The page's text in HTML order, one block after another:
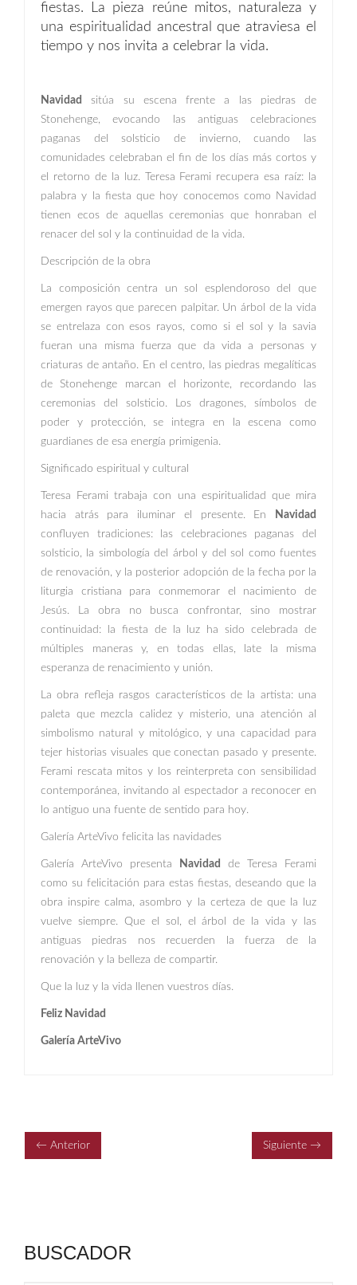
fiestas. La pieza reúne mitos, naturaleza y
una espiritualidad ancestral que atraviesa el
tiempo y nos invita a celebrar la vida.
Navidad
sitúa su escena frente a las piedras de
Stonehenge, evocando las antiguas celebraciones
paganas del solsticio de invierno, cuando las
comunidades celebraban el fin de los días más cortos y
el retorno de la luz. Teresa Ferami recupera esa raíz: la
palabra y la fiesta que hoy conocemos como Navidad
tienen ecos de aquellas ceremonias que honraban el
renacer del sol y la continuidad de la vida.
Descripción de la obra
La composición centra un sol esplendoroso del que
emergen rayos que parecen palpitar. Un árbol de la vida
se entrelaza con esos rayos, como si el sol y la savia
fueran una misma fuerza que da vida a personas y
criaturas de antaño. En el centro, las piedras megalíticas
de Stonehenge marcan el horizonte, recordando las
ceremonias del solsticio. Los dragones, símbolos de
poder y protección, se integra en la escena como
guardianes de esa energía primigenia.
Significado espiritual y cultural
Teresa Ferami trabaja con una espiritualidad que mira
hacia atrás para iluminar el presente. En
Navidad
confluyen tradiciones: las celebraciones paganas del
solsticio, la simbología del árbol y del sol como fuentes
de renovación, y la posterior adopción de la fecha por la
liturgia cristiana para conmemorar el nacimiento de
Jesús. La obra no busca confrontar, sino mostrar
continuidad: la fiesta de la luz ha sido celebrada de
múltiples maneras y, en todas ellas, late la misma
esperanza de renacimiento y unión.
La obra refleja rasgos característicos de la artista: una
paleta que mezcla calidez y misterio, una atención al
simbolismo natural y mitológico, y una capacidad para
tejer historias visuales que conectan pasado y presente.
Ferami rescata mitos y los reinterpreta con sensibilidad
contemporánea, invitando al espectador a reconocer en
lo antiguo una fuente de sentido para hoy.
Galería ArteVivo felicita las navidades
Galería ArteVivo presenta Navidad
de Teresa Ferami
como su felicitación para estas fiestas, deseando que la
obra inspire calma, asombro y la certeza de que la luz
vuelve siempre. Que el sol, el árbol de la vida y las
antiguas piedras nos recuerden la fuerza de la
renovación y la belleza de compartir.
Que la luz y la vida llenen vuestros días.
Feliz Navidad
Galería ArteVivo
← Anterior Siguiente →
BUSCADOR